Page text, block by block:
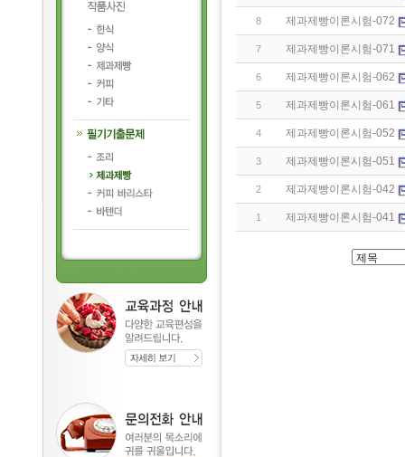
8 제과제빵이론시험-072
7 제과제빵이론시험-071
6 제과제빵이론시험-062
5 제과제빵이론시험-061
4 제과제빵이론시험-052
3 제과제빵이론시험-051
2 제과제빵이론시험-042
1 제과제빵이론시험-041